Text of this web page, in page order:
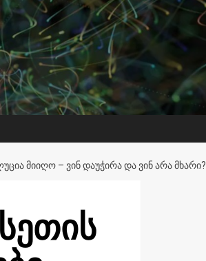
ᲛᲘᲘᲦᲝ – ᲕᲘᲜ ᲓᲐᲣᲭᲘᲠᲐ ᲓᲐ ᲕᲘᲜ ᲐᲠᲐ ᲛᲮᲐᲠᲘ?